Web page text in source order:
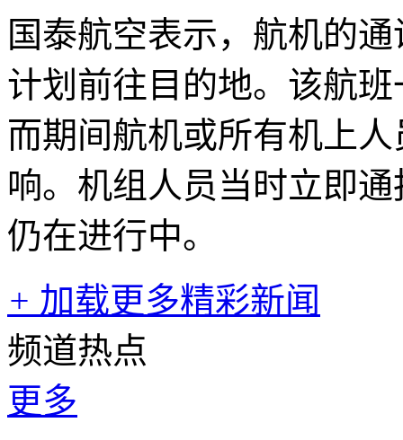
国泰航空表示，航机的
计划前往目的地。该航
而期间航机或所有机上
响。机组人员当时立即
仍在进行中。
+ 加载更多精彩新闻
频道热点
更多